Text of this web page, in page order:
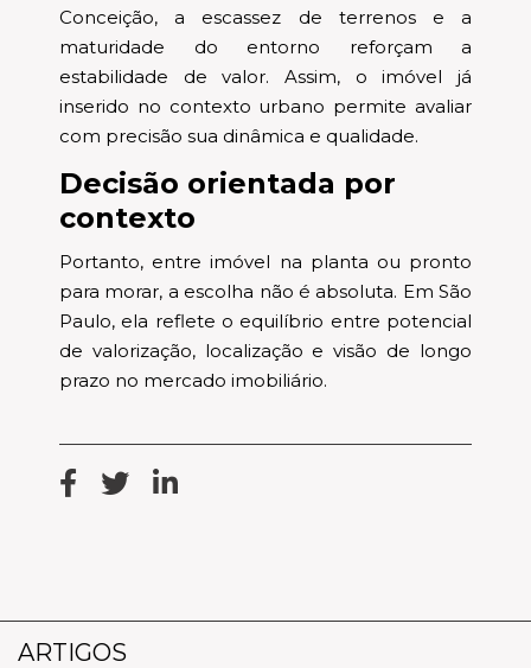
Conceição, a escassez de terrenos e a
maturidade do entorno reforçam a
estabilidade de valor. Assim, o imóvel já
inserido no contexto urbano permite avaliar
com precisão sua dinâmica e qualidade.
Decisão orientada por
contexto
Portanto, entre imóvel na planta ou pronto
para morar, a escolha não é absoluta. Em São
Paulo, ela reflete o equilíbrio entre potencial
de valorização, localização e visão de longo
prazo no mercado imobiliário.
ARTIGOS